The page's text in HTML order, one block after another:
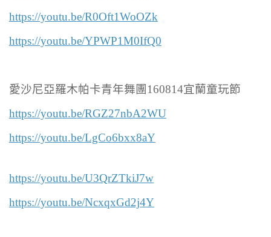
https://youtu.be/R0Oft1WoOZk
https://youtu.be/YPWP1M0IfQ0
愛沙尼亞羅木帕卡青年舞團160814宜蘭童玩節
https://youtu.be/RGZ27nbA2WU
https://youtu.be/LgCo6bxx8aY
https://youtu.be/U3QrZTkiJ7w
https://youtu.be/NcxqxGd2j4Y